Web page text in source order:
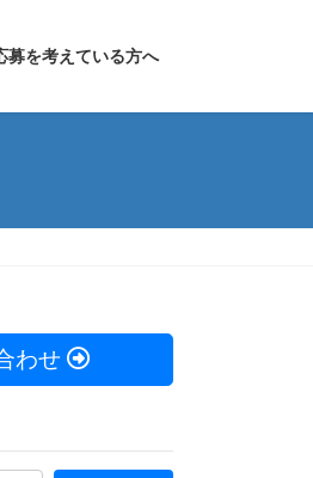
募を考えている方へ
わせ